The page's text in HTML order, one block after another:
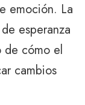
emoción. La
esperanza
de cómo el
cambios